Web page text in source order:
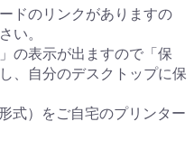
ドのリンクがありますの
い。
の表示が出ますので「保
、自分のデスクトップに保
式）をご自宅のプリンター